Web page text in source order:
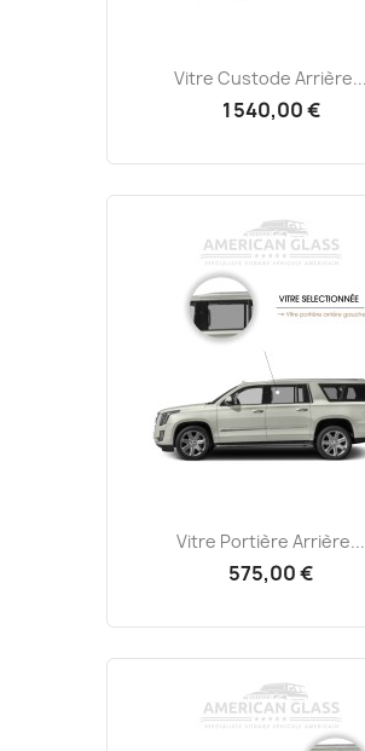
Vitre Custode Arrière...
1 540,00 €
Vitre Portière Arrière...
575,00 €